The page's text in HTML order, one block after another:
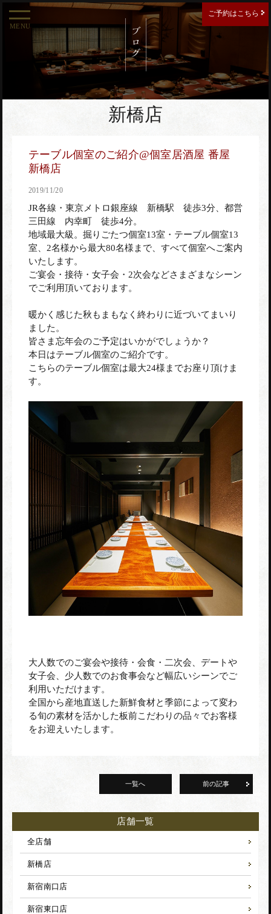
MENU
ご予約はこちら
新橋店
テーブル個室のご紹介@個室居酒屋 番屋
新橋店
2019/11/20
JR各線・東京メトロ銀座線 新橋駅 徒歩3分、都営
三田線 内幸町 徒歩4分。
地域最大級。掘りごたつ個室13室・テーブル個室13
室、2名様から最大80名様まで、すべて個室へご案内
いたします。
ご宴会・接待・女子会・2次会などさまざまなシーン
でご利用頂いております。
暖かく感じた秋もまもなく終わりに近づいてまいり
ました。
皆さま忘年会のご予定はいかがでしょうか？
本日はテーブル個室のご紹介です。
こちらのテーブル個室は最大24様までお座り頂けま
す。
大人数でのご宴会や接待・会食・二次会、デートや
女子会、少人数でのお食事会など幅広いシーンでご
利用いただけます。
全国から産地直送した新鮮食材と季節によって変わ
る旬の素材を活かした板前こだわりの品々でお客様
をお迎えいたします。
一覧へ 前の記事
店舗一覧
全店舗
新橋店
新宿南口店
新宿東口店
ご予約する店舗を選択してください。
新宿南口店
新宿東口店
西新宿住友ビル店
神田駅前店
蒲田駅前店